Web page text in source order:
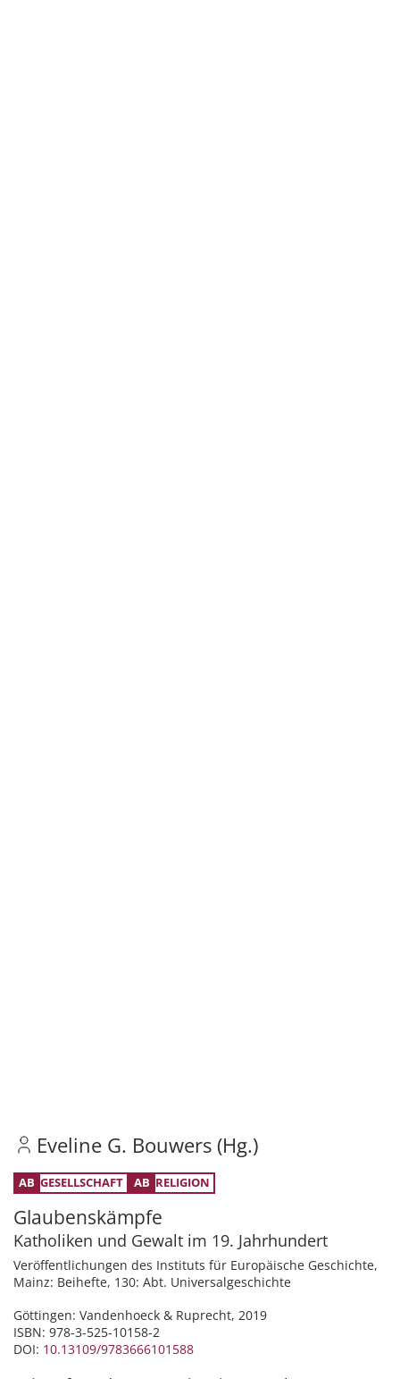
Eveline G. Bouwers (Hg.)
GESELLSCHAFT RELIGION
Glaubenskämpfe
Katholiken und Gewalt im 19. Jahrhundert
Veröffentlichungen des Instituts für Europäische Geschichte,
Mainz: Beihefte, 130: Abt. Universalgeschichte
Göttingen: Vandenhoeck & Ruprecht, 2019
ISBN: 978-3-525-10158-2
DOI: 10.13109/9783666101588